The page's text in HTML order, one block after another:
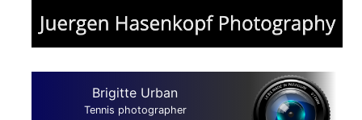
Brigitte Urban
Tennis photographer